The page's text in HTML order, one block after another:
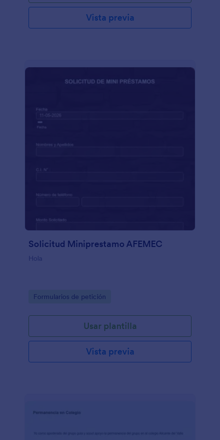
Vista previa
Solicitud Miniprestamo AFEMEC
Hola
Go to Category:
Formularios de petición
Usar plantilla
Vista previa